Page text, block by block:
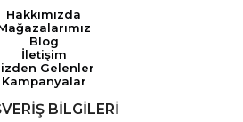
Hakkımızda
Blog
İletişim
Gelenler
Kampanyalar
BİLGİLERİ